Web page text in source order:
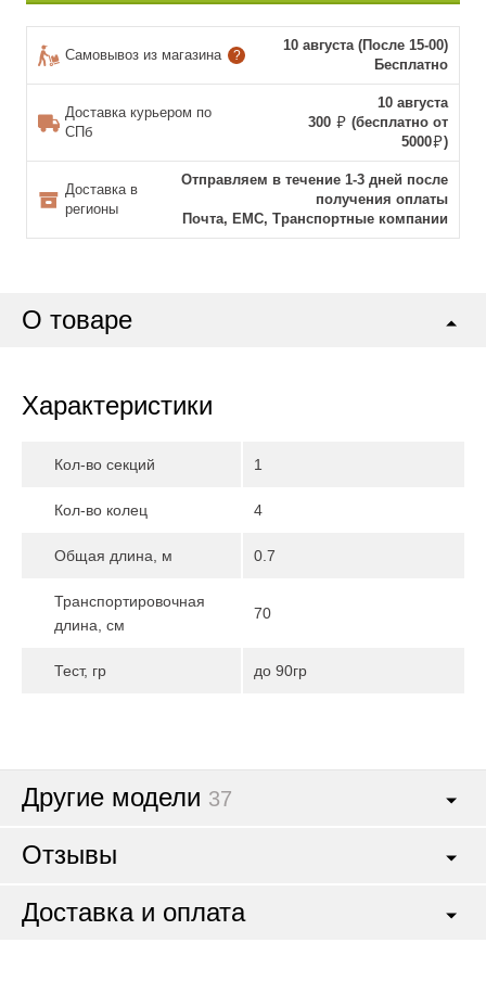
Самовывоз из магазина ?
10 августа (После 15-00)
Бесплатно
Доставка курьером по
СПб
10 августа
300
(бесплатно от
5000
)
Доставка в
регионы
Отправляем в течение 1-3 дней после
получения оплаты
Почта, ЕМС, Транспортные компании
О товаре
Характеристики
Кол-во секций 1
Кол-во колец 4
Общая длина, м 0.7
Транспортировочная
длина, см
70
Тест, гр до 90гр
Другие модели 37
Отзывы
Доставка и оплата